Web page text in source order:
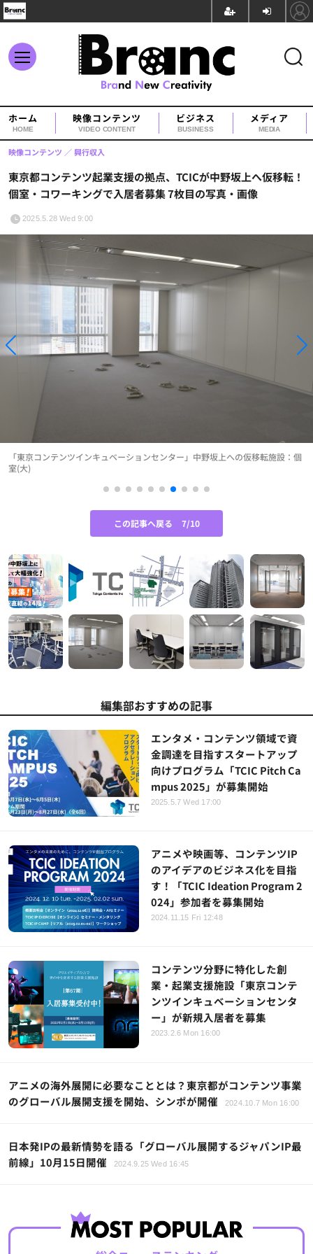
ホーム
HOME
映像コンテンツ
VIDEO CONTENT
ビジネス
BUSINESS
メディア
MEDIA
東京都コンテンツ起業支援の拠点、TCICが中野坂上へ仮移転！
個室・コワーキングで入居者募集 7枚目の写真・画像
映像コンテンツ 興行収入
2025.5.28 Wed 9:00
「東京コンテンツインキュベーションセンター」中野坂上への仮移転施設：個
室(大)
この記事へ戻る 7/10
編集部おすすめの記事
エンタメ・コンテンツ領域で資
金調達を目指すスタートアップ
向けプログラム「TCIC Pitch Ca
mpus 2025」が募集開始
2025.5.7 Wed 17:00
アニメや映画等、コンテンツIP
のアイデアのビジネス化を目指
す！「TCIC Ideation Program 2
024」参加者を募集開始
2024.11.15 Fri 12:48
コンテンツ分野に特化した創
業・起業支援施設「東京コンテ
ンツインキュベーションセンタ
ー」が新規入居者を募集
2023.2.6 Mon 16:00
アニメの海外展開に必要なこととは？東京都がコンテンツ事業
のグローバル展開支援を開始、シンポが開催
2024.10.7 Mon 16:00
日本発IPの最新情勢を語る「グローバル展開するジャパンIP最
前線」10月15日開催
2024.9.25 Wed 16:45